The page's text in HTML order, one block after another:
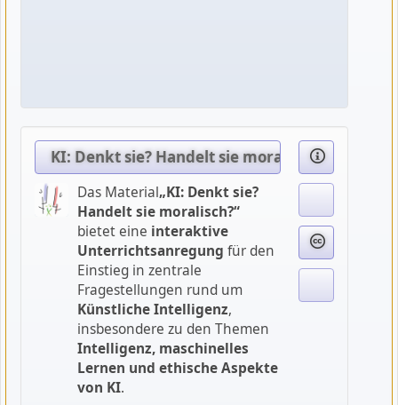
KI: Denkt sie? Handelt sie moralisch?
Das Material„KI: Denkt sie?
Handelt sie moralisch?“
bietet eine interaktive
Unterrichtsanregung für den
Einstieg in zentrale
Fragestellungen rund um
Künstliche Intelligenz,
insbesondere zu den Themen
Intelligenz, maschinelles
Lernen und ethische Aspekte
von KI.